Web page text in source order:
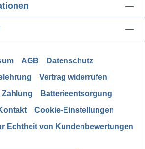
AGB
Datenschutz
Vertrag widerrufen
Zahlung
Batterieentsorgung
Cookie-Einstellungen
Echtheit von Kundenbewertungen